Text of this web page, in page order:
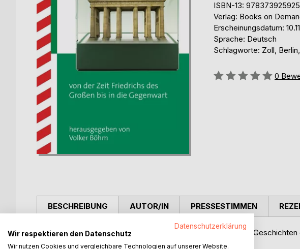
ISBN-13:
Verlag: Books on
Erscheinungsdatum:
Sprache: Deutsch
Schlagworte: Zoll,
Bewertung::
0
BESCHREIBUNG
Ein Geschichtenbuch der besonderen Art, in dem ZOLL –
Großen bis zur Gegenwart spannen.
AUTOR/IN PRESSESTIMMEN
Datenschutzerklärung
Wir respektieren den Datenschutz
Wir nutzen Cookies und vergleichbare Technologien auf unserer Website.